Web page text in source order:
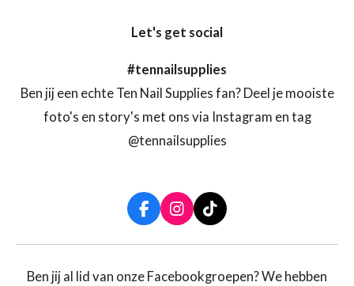
Let's get social
#tennailsupplies
Ben jij een echte Ten Nail Supplies fan? Deel je mooiste
foto's en story's met ons via Instagram en tag
@tennailsupplies
F
a
c
b
I
n
s
a
T
i
k
o
Ben jij al lid van onze Facebookgroepen? We hebben